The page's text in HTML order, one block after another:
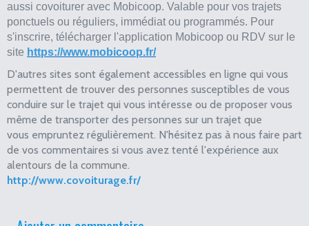
aussi covoiturer avec Mobicoop. Valable pour vos trajets
ponctuels ou réguliers, immédiat ou programmés. Pour
s'inscrire, télécharger l'application Mobicoop ou RDV sur le
site https://www.mobicoop.fr/
D'autres sites sont également accessibles en ligne qui vous
permettent de trouver des personnes susceptibles de vous
conduire sur le trajet qui vous intéresse ou de proposer vous
même de transporter des personnes sur un trajet que
vous empruntez régulièrement. N'hésitez pas à nous faire part
de vos commentaires si vous avez tenté l'expérience aux
alentours de la commune.
http://www.covoiturage.fr/